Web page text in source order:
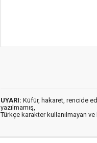
UYARI: Küfür, hakaret, rencide
yazılmamış,
Türkçe karakter kullanılmayan